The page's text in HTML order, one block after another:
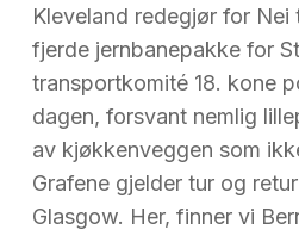
Kleveland redegjør for Nei
fjerde jernbanepakke for
transportkomité 18. kone
dagen, forsvant nemlig
av kjøkkenveggen som
Grafene gjelder tur og
Glasgow. Her, finner vi